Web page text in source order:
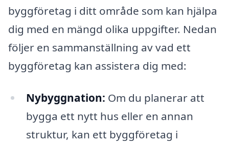
byggföretag i ditt område som kan hjälpa
dig med en mängd olika uppgifter. Nedan
följer en sammanställning av vad ett
byggföretag kan assistera dig med:
Nybyggnation: Om du planerar att
bygga ett nytt hus eller en annan
struktur, kan ett byggföretag i